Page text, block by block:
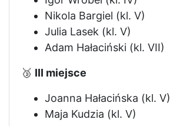
Nikola Bargiel (kl. V)
Julia Lasek (kl. V)
Adam Hałaciński (kl. VII)
🥉 III miejsce
Joanna Hałacińska (kl. V)
Maja Kudzia (kl. V)